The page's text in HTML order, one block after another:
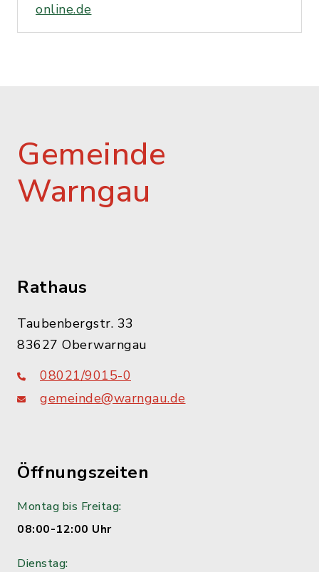
online.de
Gemeinde
Warngau
Rathaus
Taubenbergstr. 33
83627 Oberwarngau
08021/9015-0
gemeinde@warngau.de
Öffnungszeiten
Montag bis Freitag:
08:00-12:00 Uhr
Dienstag: